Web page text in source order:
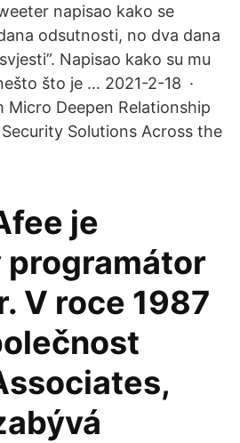
napisao kako se
odsutnosti, no dva dana
Napisao kako su mu
što je … 2021-2-18 ·
Micro Deepen Relationship
Solutions Across the
je
V roce 1987